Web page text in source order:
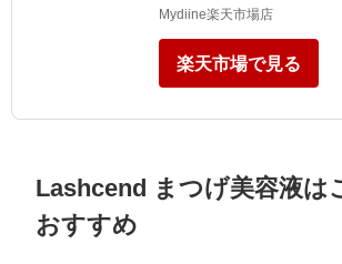
Mydiine楽天市場店
楽天市場で見る
Lashcend まつげ美容液は
おすすめ